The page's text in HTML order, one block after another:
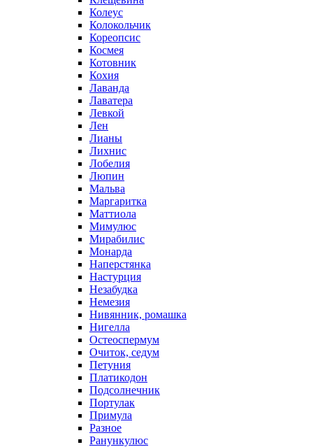
Колеус
Колокольчик
Кореопсис
Космея
Котовник
Кохия
Лаванда
Лаватера
Левкой
Лен
Лианы
Лихнис
Лобелия
Люпин
Мальва
Маргаритка
Маттиола
Мимулюс
Мирабилис
Монарда
Наперстянка
Настурция
Незабудка
Немезия
Нивянник, ромашка
Нигелла
Остеоспермум
Очиток, седум
Петуния
Платикодон
Подсолнечник
Портулак
Примула
Разное
Ранункулюс